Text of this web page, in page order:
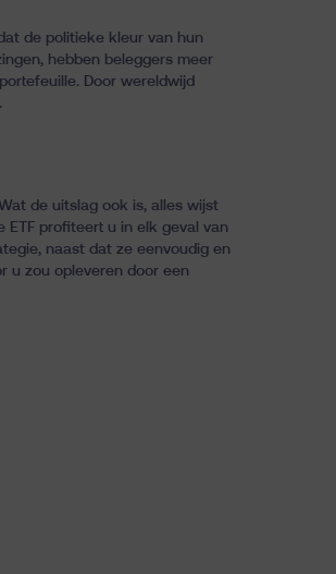
de politieke kleur van hun
hebben beleggers meer
Door wereldwijd
de uitslag ook is, alles wijst
ETF profiteert u in elk geval van
naast dat ze eenvoudig en
u zou opleveren door een